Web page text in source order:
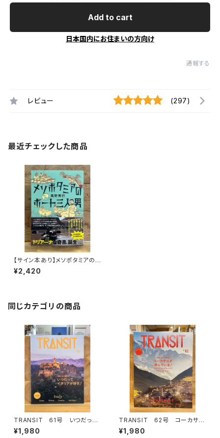
Add to cart
日本国内にお住まいの方向け
通報する
レビュー (297)
最近チェックした商品
【サイン本あり】メソポタミアの
ボート三人男
¥2,420
同じカテゴリの商品
TRANSIT 61号 いつだって
イタリアが好き！
¥1,980
TRANSIT 62号 コーカサス
が呼んでいる！
¥1,980